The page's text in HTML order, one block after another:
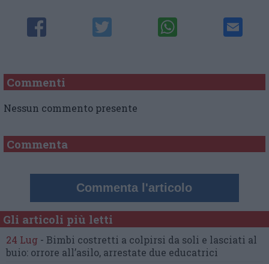
Commenti
Nessun commento presente
Commenta
Commenta l'articolo
Gli articoli più letti
24 Lug - Bimbi costretti a colpirsi da soli e lasciati al
buio: orrore all’asilo, arrestate due educatrici